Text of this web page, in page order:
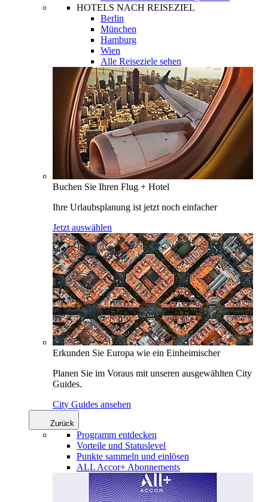
HOTELS NACH REISEZIEL
Berlin
München
Hamburg
Wien
Alle Reiseziele sehen
Buchen Sie Ihren Flug + Hotel
Ihre Urlaubsplanung ist jetzt noch einfacher
Jetzt auswählen
Erkunden Sie Europa wie ein Einheimischer
Planen Sie im Voraus mit unseren ausgewählten City
Guides.
City Guides ansehen
Zurück
Programm entdecken
Vorteile und Statuslevel
Punkte sammeln und einlösen
ALL Accor+ Abonnements